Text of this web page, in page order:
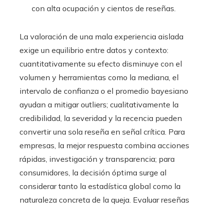
con alta ocupación y cientos de reseñas.
La valoración de una mala experiencia aislada
exige un equilibrio entre datos y contexto:
cuantitativamente su efecto disminuye con el
volumen y herramientas como la mediana, el
intervalo de confianza o el promedio bayesiano
ayudan a mitigar outliers; cualitativamente la
credibilidad, la severidad y la recencia pueden
convertir una sola reseña en señal crítica. Para
empresas, la mejor respuesta combina acciones
rápidas, investigación y transparencia; para
consumidores, la decisión óptima surge al
considerar tanto la estadística global como la
naturaleza concreta de la queja. Evaluar reseñas